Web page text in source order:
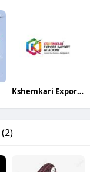
Kshemkari Export Import Academy
(2)